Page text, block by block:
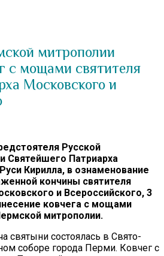
митрополии
с мощами святителя
Московского и
Русской
Святейшего Патриарха
Кирилла, в ознаменование
кончины святителя
и Всероссийского, 3
ковчега с мощами
митрополии.
святыни состоялась в Свято-
соборе города Перми. Ковчег с